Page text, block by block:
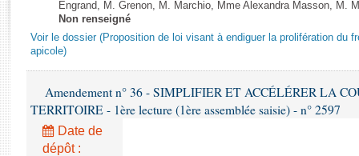
Rapports d'enquête
Rapports législatifs
Rapports sur l'application des lois
Dossiers législatifs
Budget et sécurité sociale
Questions écrites et orales
Engrand, M. Grenon, M. Marchio, Mme Alexandra Masson, M.
Non renseigné
Voir le dossier (Proposition de loi visant à endiguer la prolifération du
apicole)
Amendement n° 36 - SIMPLIFIER ET ACCÉLÉRER LA
TERRITOIRE - 1ère lecture (1ère assemblée saisie) - n° 2597
Date de
dépôt :